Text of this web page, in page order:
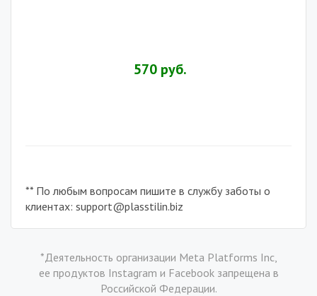
570 руб.
** По любым вопросам пишите в службу заботы о
клиентах: support@plasstilin.biz
*Деятельность организации Meta Platforms Inc,
ее продуктов Instagram и Facebook запрещена в
Российской Федерации.